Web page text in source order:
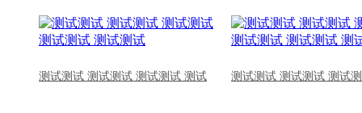
测试测试 测试测试 测试测试 测试 测试测试 测试测试 测试